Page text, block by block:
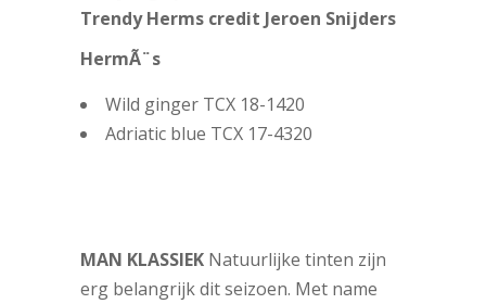
HermÃ¨s
Wild ginger TCX 18-1420
Adriatic blue TCX 17-4320
MAN KLASSIEK Natuurlijke tinten zijn
erg belangrijk dit seizoen. Met name